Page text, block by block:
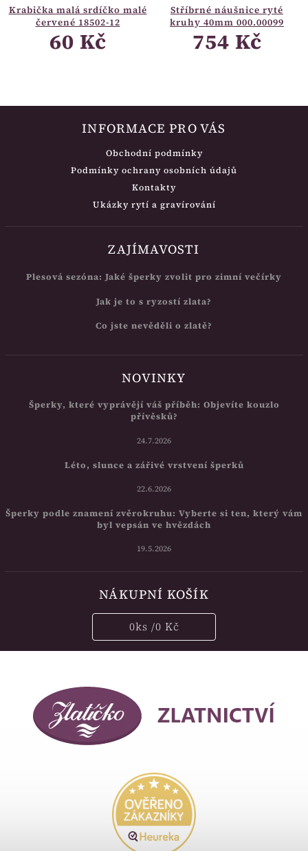
Krabička malá srdíčko malé
červené 18502-12
60 Kč
Stříbrné náušnice ryté
kruhy 40mm 000.00099
754 Kč
INFORMACE PRO VÁS
Obchodní podmínky
Podmínky ochrany osobních údajů
Kontakty
Ukázky rytí a gravírování
ZAJÍMAVOSTI
Plesová sezóna: Jaké šperky zvolit pro zimní večírky
Jak je to s ryzostí zlata?
Co jste nevěděli o zlatě?
NOVINKY
Šperky, které vyprávějí váš příběh: Objevíte kouzlo
přívěsků?
24.7.2026
Léto, slunce a zářivé vrstvení šperků
22.6.2026
Šperky podle znamení zvěrokruhu: Vyberte si ten, který vám
byl vepsán ve hvězdách
19.5.2026
NÁKUPNÍ KOŠÍK
0ks /0 Kč